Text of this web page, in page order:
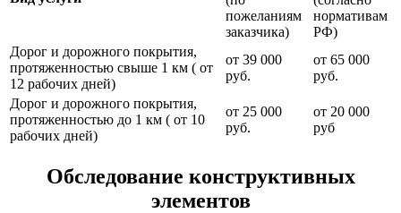
пожеланиям
заказчика)
нормативам
РФ)
Дорог и дорожного покрытия,
протяженностью свыше 1 км ( от
12 рабочих дней)
от 39 000
руб.
от 65 000
руб.
Дорог и дорожного покрытия,
протяженностью до 1 км ( от 10
рабочих дней)
от 25 000
руб.
от 20 000
руб
Обследование конструктивных
элементов